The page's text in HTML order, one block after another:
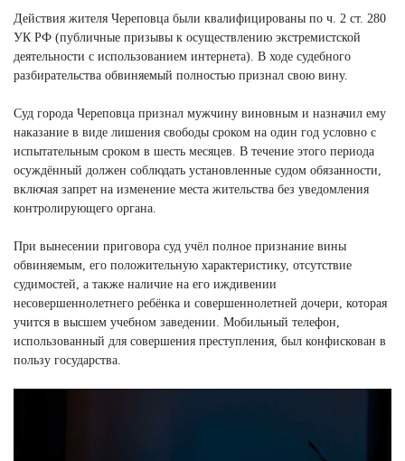
Действия жителя Череповца были квалифицированы по ч. 2 ст. 280
УК РФ (публичные призывы к осуществлению экстремистской
деятельности с использованием интернета). В ходе судебного
разбирательства обвиняемый полностью признал свою вину.
Суд города Череповца признал мужчину виновным и назначил ему
наказание в виде лишения свободы сроком на один год условно с
испытательным сроком в шесть месяцев. В течение этого периода
осуждённый должен соблюдать установленные судом обязанности,
включая запрет на изменение места жительства без уведомления
контролирующего органа.
При вынесении приговора суд учёл полное признание вины
обвиняемым, его положительную характеристику, отсутствие
судимостей, а также наличие на его иждивении
несовершеннолетнего ребёнка и совершеннолетней дочери, которая
учится в высшем учебном заведении. Мобильный телефон,
использованный для совершения преступления, был конфискован в
пользу государства.